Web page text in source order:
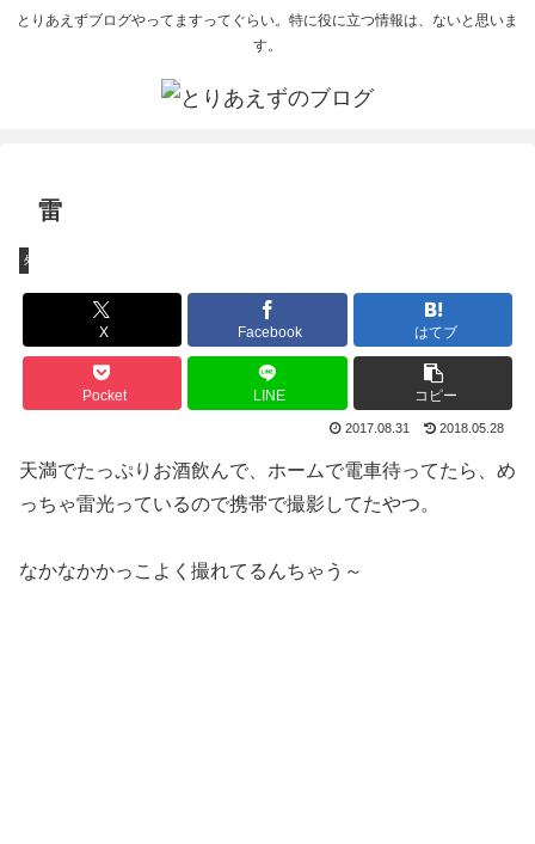
とりあえずブログやってますってぐらい。特に役に立つ情報は、ないと思いま
す。
雷
外出
X Facebook はてブ
Pocket LINE コピー
2017.08.31 2018.05.28
天満でたっぷりお酒飲んで、ホームで電車待ってたら、め
っちゃ雷光っているので携帯で撮影してたやつ。
なかなかかっこよく撮れてるんちゃう～